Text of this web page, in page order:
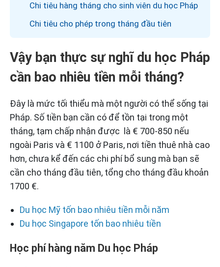
Chi tiêu hàng tháng cho sinh viên du học Pháp
Chi tiêu cho phép trong tháng đầu tiên
Vậy bạn thực sự nghĩ du học Pháp
cần bao nhiêu tiền mỗi tháng?
Đây là mức tối thiểu mà một người có thể sống tại
Pháp. Số tiền bạn cần có để tồn tại trong một
tháng, tạm chấp nhận được là € 700-850 nếu
ngoài Paris và € 1100 ở Paris, nơi tiền thuê nhà cao
hơn, chưa kể đến các chi phí bổ sung mà bạn sẽ
cần cho tháng đầu tiên, tổng cho tháng đầu khoản
1700 €.
Du học Mỹ tốn bao nhiêu tiền mỗi năm
Du học Singapore tốn bao nhiêu tiền
Học phí hàng năm Du học Pháp